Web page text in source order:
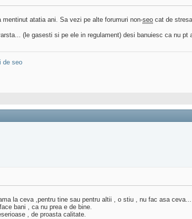
atatia ani. Sa vezi pe alte forumuri non-seo cat de
(le gasesti si pe ele in regulament) desi banuiesc ca nu pt
de seo
la ceva ,pentru tine sau pentru altii , o stiu , nu fac asa ceva...
bani , ca nu prea e de bine.
, de proasta calitate.